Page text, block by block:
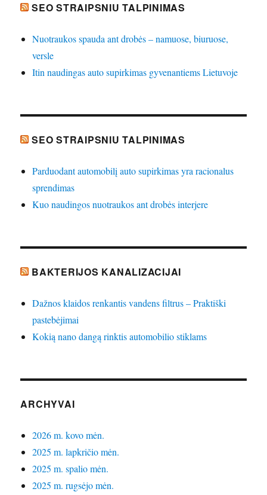
SEO STRAIPSNIU TALPINIMAS
Nuotraukos spauda ant drobės – namuose, biuruose,
versle
Itin naudingas auto supirkimas gyvenantiems Lietuvoje
SEO STRAIPSNIU TALPINIMAS
Parduodant automobilį auto supirkimas yra racionalus
sprendimas
Kuo naudingos nuotraukos ant drobės interjere
BAKTERIJOS KANALIZACIJAI
Dažnos klaidos renkantis vandens filtrus – Praktiški
pastebėjimai
Kokią nano dangą rinktis automobilio stiklams
ARCHYVAI
2026 m. kovo mėn.
2025 m. lapkričio mėn.
2025 m. spalio mėn.
2025 m. rugsėjo mėn.